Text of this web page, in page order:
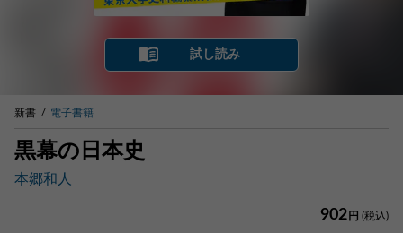
試し読み
新書 電子書籍
黒幕の日本史
本郷和人
902 円 (税込)